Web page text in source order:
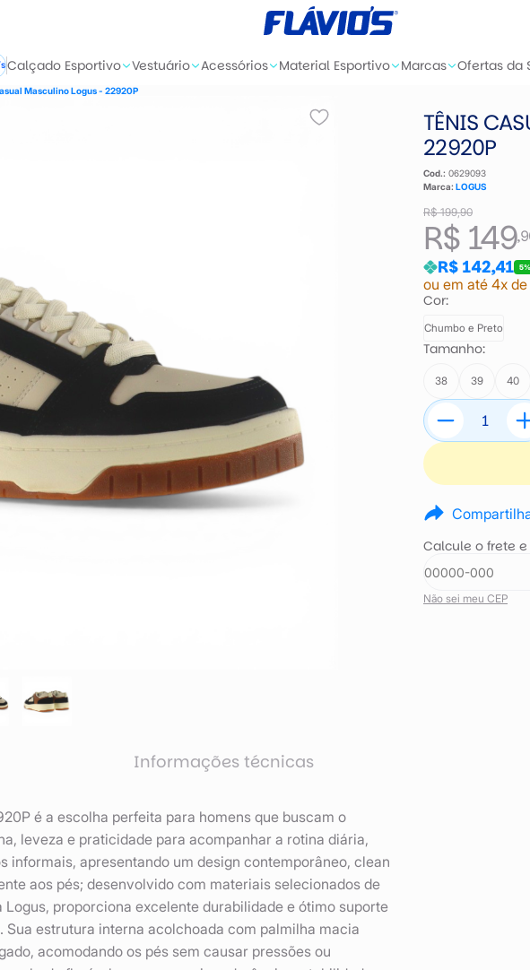
Calçado Esportivo Vestuário Acessórios Material Esportivo Marcas Ofertas da
Masculino Logus - 22920P
TÊNIS
22920P
Cod.: 0629093
Marca: LOGUS
R$ 199,90
R$ 149
R$ 142,41
ou em até 4x
Cor:
Chumbo e Preto
Tamanho:
38 39 40
Calcule o frete
Não sei meu CEP
Informações técnicas
é a escolha perfeita para homens que buscam o
leveza e praticidade para acompanhar a rotina diária,
informais, apresentando um design contemporâneo, clean
aos pés; desenvolvido com materiais selecionados de
proporciona excelente durabilidade e ótimo suporte
estrutura interna acolchoada com palmilha macia
acomodando os pés sem causar pressões ou